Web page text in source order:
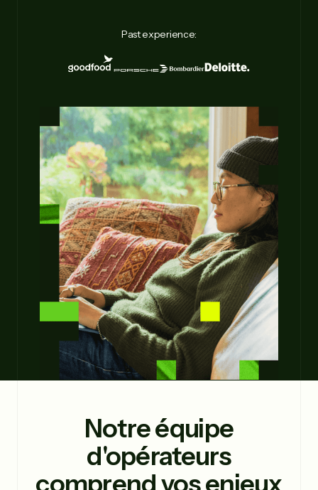
Past experience:
Notre équipe
d'opérateurs